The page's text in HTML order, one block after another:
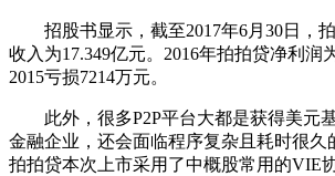
招股书显示，截至2017年6月30日，拍
收入为17.349亿元。2016年拍拍贷净利润
2015亏损7214万元。
此外，很多P2P平台大都是获得美元
金融企业，还会面临程序复杂且耗时很久
拍拍贷本次上市采用了中概股常用的VIE